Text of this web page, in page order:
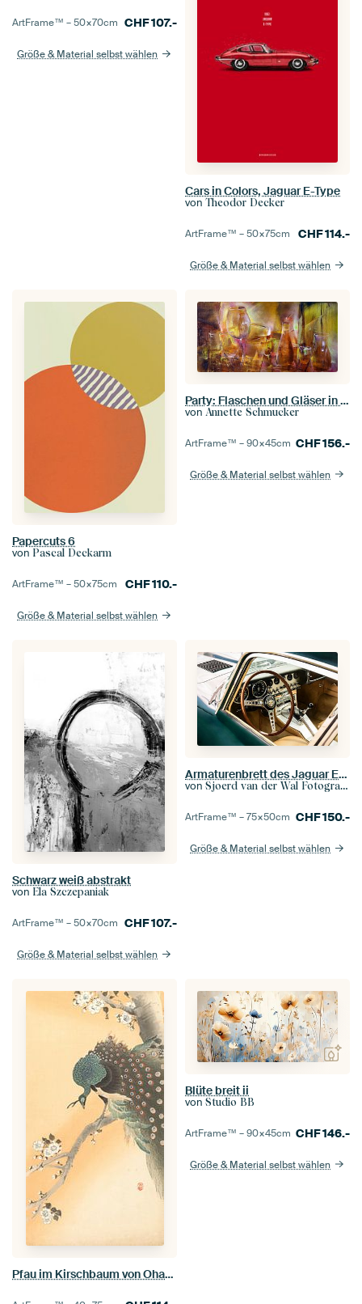
ArtFrame™ –50×70cm CHF107.-
Größe & Material selbst wählen
Cars in Colors, Jaguar E-Type
von Theodor Decker
ArtFrame™ –50×75cm CHF114.-
Größe & Material selbst wählen
Papercuts 6
von Pascal Deckarm
ArtFrame™ –50×75cm CHF110.-
Größe & Material selbst wählen
Party: Flaschen und Gläser in rot und gold
von Annette Schmucker
ArtFrame™ –90×45cm CHF156.-
Größe & Material selbst wählen
Schwarz weiß abstrakt
von Ela Szczepaniak
ArtFrame™ –50×70cm CHF107.-
Größe & Material selbst wählen
Armaturenbrett des Jaguar E-Type
von Sjoerd van der Wal Fotografie
ArtFrame™ –75×50cm CHF150.-
Größe & Material selbst wählen
Pfau im Kirschbaum von Ohara Koson
Blüte breit ii
von Studio BB
ArtFrame™ –90×45cm CHF146.-
Größe & Material selbst wählen